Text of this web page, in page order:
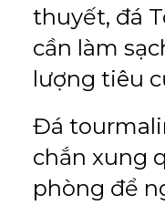
thuyết, đá
cần làm
lượng tiêu
Đá
chắn xung
phòng để